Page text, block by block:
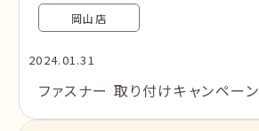
岡山店
2024.01.31
ファスナー 取り付けキャンペーン